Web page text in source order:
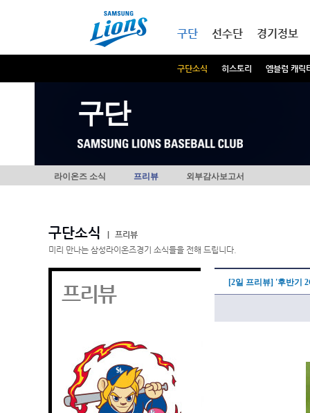
구단
구단소식 히스토리 엠블럼 캐릭
선수단 경기정보
구단
라이온즈 소식 프리뷰 외부감사보고서
구단소식
프리뷰
미리 만나는 삼성라이온즈경기 소식들을 전해 드립니다.
프리뷰 [2일 프리뷰] '후반기